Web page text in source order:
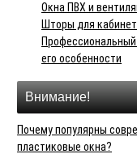
Окна ПВХ и
Шторы для
его особенности
Внимание!
Почему популярны
пластиковые окна?